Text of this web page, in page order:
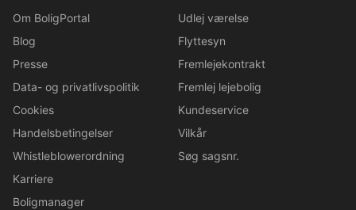
Om BoligPortal
Blog
Presse
Data- og privatlivspolitik
Cookies
Handelsbetingelser
Whistleblowerordning
Karriere
Boligmanager
Udlej værelse
Flyttesyn
Fremlejekontrakt
Fremlej lejebolig
Kundeservice
Vilkår
Søg sagsnr.